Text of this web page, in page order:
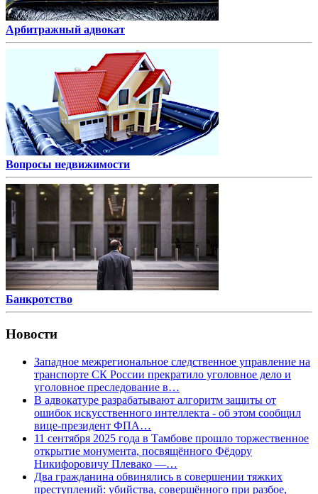
Арбитражный адвокат
Вопросы недвижимости
Банкротство
Новости
Западное межрегиональное следственное управление на
транспорте СК России прекратило уголовное дело и
уголовное преследование в…
В адвокатуре разрабатывают алгоритм защиты от
ошибок искусственного интеллекта - об этом сообщил
вице-президент ФПА…
11 сентября 2025 года в Тамбове прошло торжественное
открытие монумента, посвящённого Фёдору
Никифоровичу Плевако —…
Два гражданина обвинялись в совершении тяжких
преступлений: убийства, совершённого при разбое,